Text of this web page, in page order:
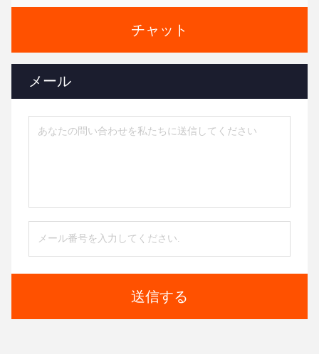
チャット
メール
送信する